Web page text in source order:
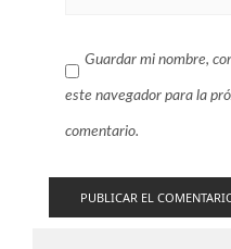
Guardar mi nombre,
este navegador para la
comentario.